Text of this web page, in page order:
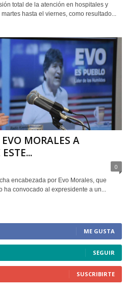
total de la atención en hospitales y
hasta el viernes, como resultado...
MORALES A
0
encabezada por Evo Morales, que
ha convocado al expresidente a un...
ME GUSTA
SEGUIR
SUSCRIBIRTE